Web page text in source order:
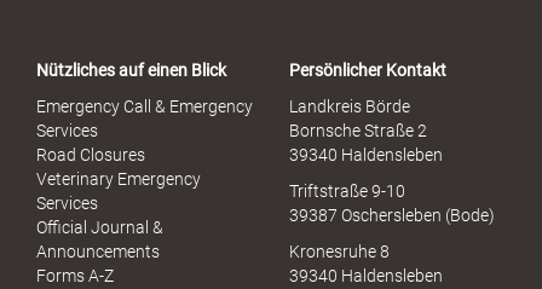
S
Nützliches auf einen Blick
Emergency Call & Emergency
Services
Road Closures
Veterinary Emergency
Services
Official Journal &
Announcements
Forms A-Z
Persönlicher Kontakt
Landkreis Börde
Bornsche Straße 2
39340 Haldensleben
Triftstraße 9-10
39387 Oschersleben (Bode)
Kronesruhe 8
39340 Haldensleben